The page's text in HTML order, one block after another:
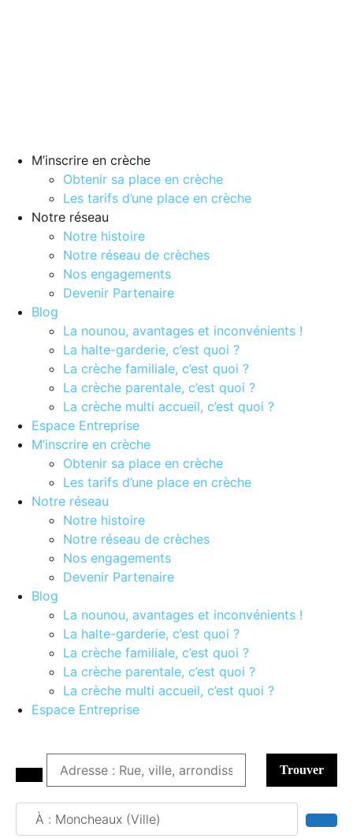
M’inscrire en crèche
Obtenir sa place en crèche
Les tarifs d’une place en crèche
Notre réseau
Notre histoire
Notre réseau de crèches
Nos engagements
Devenir Partenaire
Blog
La nounou, avantages et inconvénients !
La halte-garderie, c’est quoi ?
La crèche familiale, c’est quoi ?
La crèche parentale, c’est quoi ?
La crèche multi accueil, c’est quoi ?
Espace Entreprise
M’inscrire en crèche
Obtenir sa place en crèche
Les tarifs d’une place en crèche
Notre réseau
Notre histoire
Notre réseau de crèches
Nos engagements
Devenir Partenaire
Blog
La nounou, avantages et inconvénients !
La halte-garderie, c’est quoi ?
La crèche familiale, c’est quoi ?
La crèche parentale, c’est quoi ?
La crèche multi accueil, c’est quoi ?
Espace Entreprise
Trouver
Adresse : Rue, ville, arrondissement